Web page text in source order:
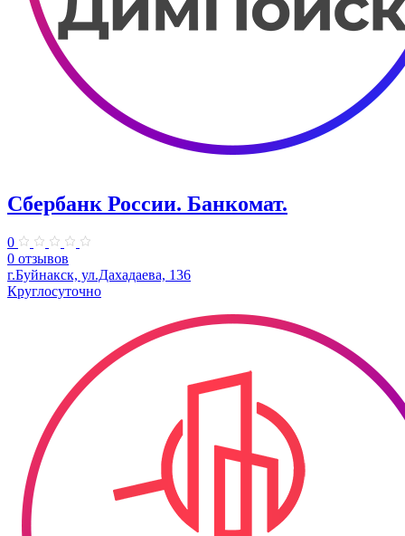
Сбербанк России. Банкомат.
0
0 отзывов
г.Буйнакск, ул.Дахадаева, 136
Круглосуточно